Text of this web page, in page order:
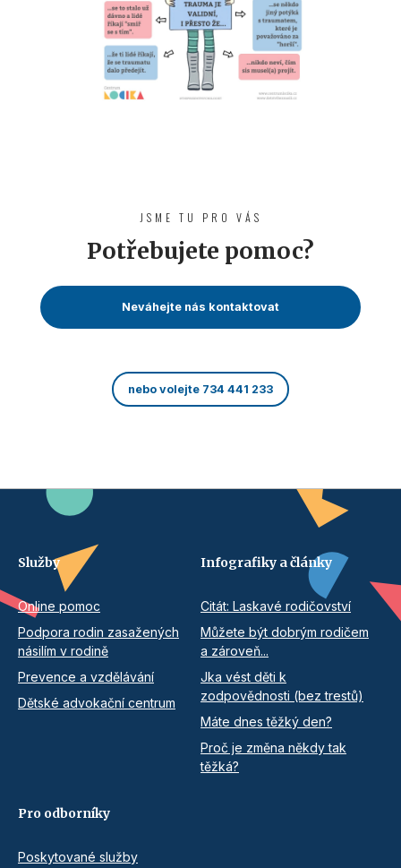
JSME TU PRO VÁS
Potřebujete pomoc?
Neváhejte nás kontaktovat
nebo volejte 734 441 233
Služby
Online pomoc
Podpora rodin zasažených
násilím v rodině
Prevence a vzdělávání
Dětské advokační centrum
Infografiky a články
Citát: Laskavé rodičovství
Můžete být dobrým rodičem
a zároveň...
Jka vést děti k
zodpovědnosti (bez trestů)
Máte dnes těžký den?
Proč je změna někdy tak
těžká?
Pro odborníky
Poskytované služby